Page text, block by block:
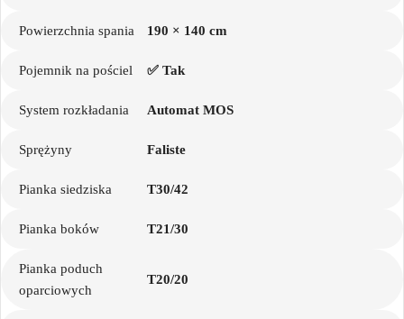
Powierzchnia spania 190 × 140 cm
Pojemnik na pościel ✅ Tak
System rozkładania Automat MOS
Sprężyny Faliste
Pianka siedziska T30/42
Pianka boków T21/30
Pianka poduch
oparciowych
T20/20